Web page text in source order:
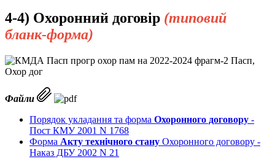
4-4) Охоронний договір (типовий
бланк-форма)
Файли
Порядок укладання та форма Охоронного договору -
Пост КМУ 2001 N 1768
Форма Акту технічного стану Охоронного договору -
Наказ ДБУ 2002 N 21